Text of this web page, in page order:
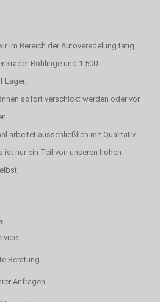
im Bereich der Autoveredelung tätig.
Rohlinge und 1.500
Lager.
sofort verschickt werden oder vor
arbeitet ausschließlich mit Qualitativ
nur ein Teil von unseren hohen
Beratung
Anfragen